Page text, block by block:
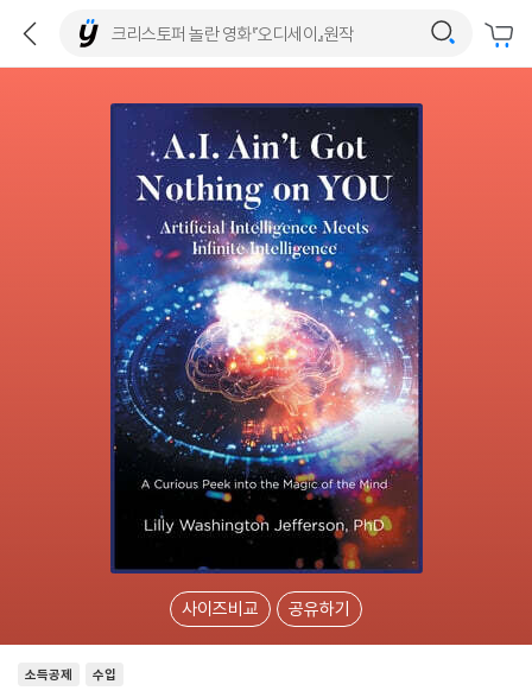
사이즈비교 공유하기
소득공제 수입